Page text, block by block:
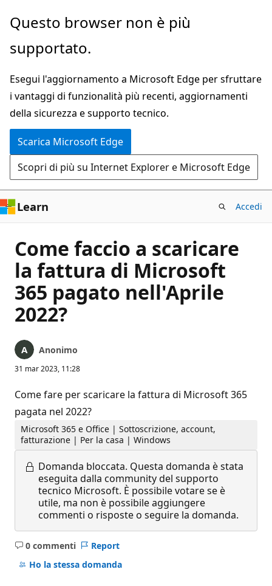
Ignora
passa
contenuto
principale
Questo browser non è più
supportato.
Esegui l'aggiornamento a Microsoft Edge per sfruttare
i vantaggi di funzionalità più recenti, aggiornamenti
della sicurezza e supporto tecnico.
Scarica Microsoft Edge
Scopri di più su Internet Explorer e Microsoft Edge
Learn Accedi
Come faccio a scaricare
la fattura di Microsoft
365 pagato nell'Aprile
2022?
Anonimo
31 mar 2023, 11:28
Come fare per scaricare la fattura di Microsoft 365
pagata nel 2022?
Microsoft 365 e Office | Sottoscrizione, account,
fatturazione | Per la casa | Windows
Domanda bloccata. Questa domanda è stata
eseguita dalla community del supporto
tecnico Microsoft. È possibile votare se è
utile, ma non è possibile aggiungere
commenti o risposte o seguire la domanda.
0 commenti
Nessun
commento
Report
Ho la stessa domanda